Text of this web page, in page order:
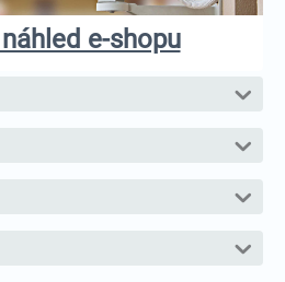
e-shopu